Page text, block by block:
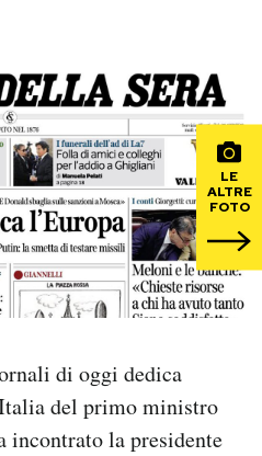
Media
Europa
Altrecose
Mondiali calcio 2026
LE
ALTRE
FOTO
di oggi dedica
del primo ministro
incontrato la presidente